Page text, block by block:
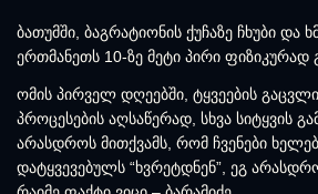
ბათუმში, ბაგრატიონის ქუჩაზე ჩხუბი და
ერთმანეთს 10-ზე მეტი პირი ფიზიკურად
ომის პირველ დღეებში, ტყვეების
პროცესების აღსაწერად, სხვა სიტყვის
არასდროს მითქვამს, რომ ჩვენები
დატყვევებულს “ხვრეტდნენ”, ეგ